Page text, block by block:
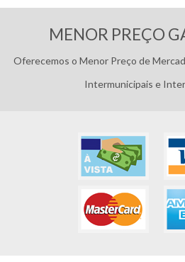
MENOR PREÇO
Oferecemos o Menor Preço de
Intermunicipais e